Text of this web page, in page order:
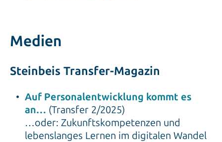
Medien
Steinbeis Transfer-Magazin
Auf Personal­entwicklung kommt es
an… (Transfer 2/2025)
…oder: Zukunftskompetenzen und
lebenslanges Lernen im digitalen Wandel